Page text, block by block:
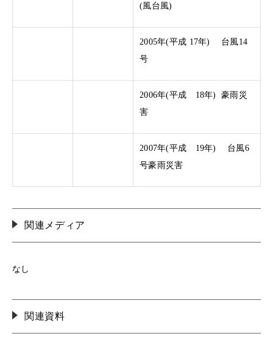
(風台風)
2005年(平成 17年) 台風14
号
2006年(平成 18年) 豪雨災
害
2007年(平成 19年) 台風6
号豪雨災害
関連メディア
なし
関連資料